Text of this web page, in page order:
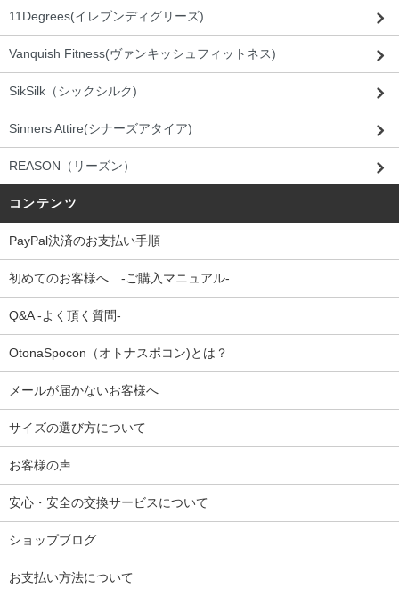
11Degrees(イレブンディグリーズ)
Vanquish Fitness(ヴァンキッシュフィットネス)
SikSilk（シックシルク)
Sinners Attire(シナーズアタイア)
REASON（リーズン）
コンテンツ
PayPal決済のお支払い手順
初めてのお客様へ -ご購入マニュアル-
Q&A -よく頂く質問-
OtonaSpocon（オトナスポコン)とは？
メールが届かないお客様へ
サイズの選び方について
お客様の声
安心・安全の交換サービスについて
ショップブログ
お支払い方法について